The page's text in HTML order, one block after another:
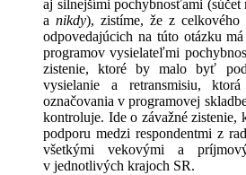
aj silnejšími pochybnosťami (súčet
a nikdy), zistíme, že z celkového
odpovedajúcich na túto otázku
programov vysielateľmi
zistenie, ktoré by malo byť
vysielanie a retransmisiu, ktorá
označovania v programovej
kontroluje. Ide o závažné zistenie,
podporu medzi respondentmi z
všetkými vekovými a
v jednotlivých krajoch SR.